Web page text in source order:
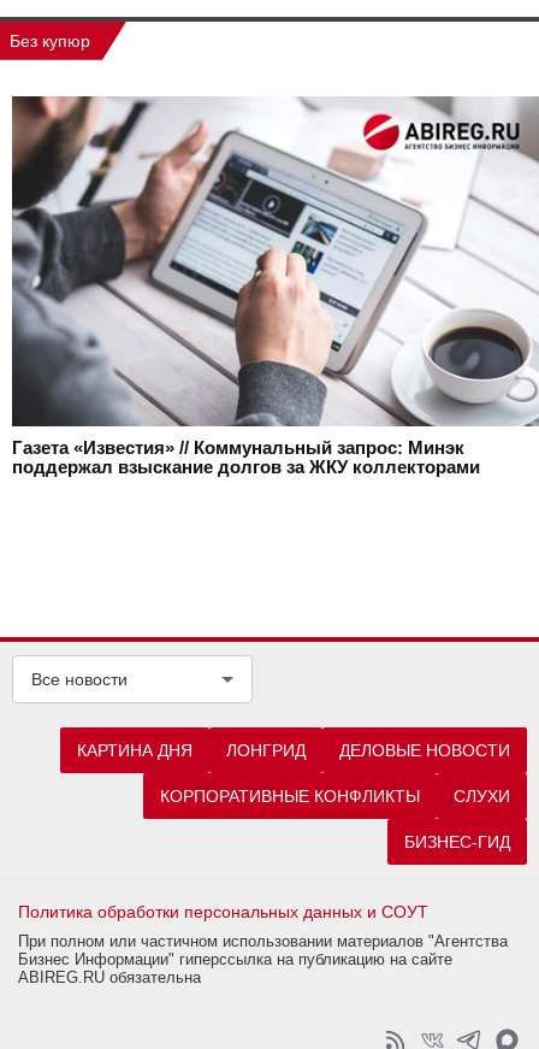
Без купюр
Газета «Известия» // Коммунальный запрос: Минэк
поддержал взыскание долгов за ЖКУ коллекторами
Все новости
КАРТИНА ДНЯ ЛОНГРИД ДЕЛОВЫЕ НОВОСТИ
КОРПОРАТИВНЫЕ КОНФЛИКТЫ СЛУХИ
БИЗНЕС-ГИД
Политика обработки персональных данных и СОУТ
При полном или частичном использовании материалов "Агентства
Бизнес Информации" гиперссылка на публикацию на сайте
ABIREG.RU обязательна